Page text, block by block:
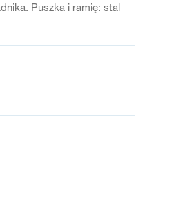
Puszka i ramię: stal